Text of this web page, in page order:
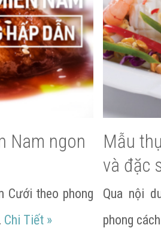
Nam ngon
Cưới theo phong
Chi Tiết Mẫu thực đơn Đám
»
Mẫu
và đặc
Qua nội
phong